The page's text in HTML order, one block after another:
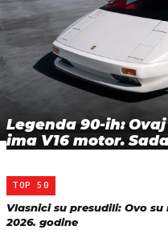
Legenda 90-ih:
ima V16 motor.
TOP 50
Vlasnici su presudili: Ovo
2026. godine